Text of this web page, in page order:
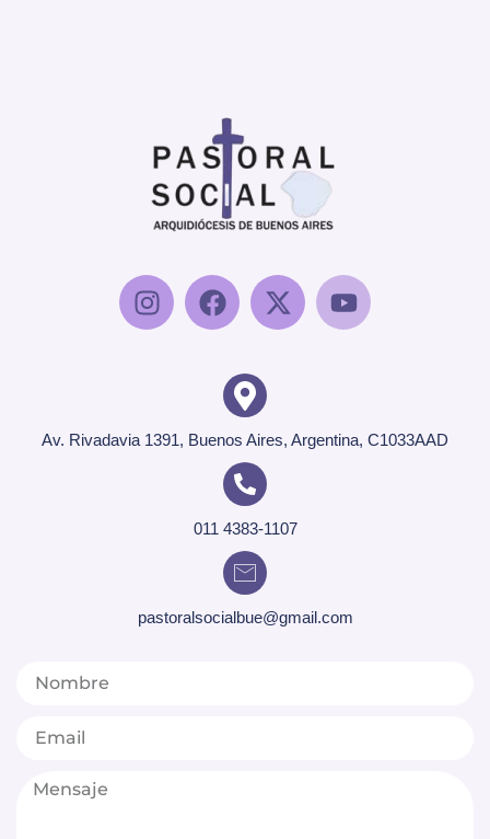
Av. Rivadavia 1391, Buenos Aires, Argentina, C1033AAD
011 4383-1107
pastoralsocialbue@gmail.com